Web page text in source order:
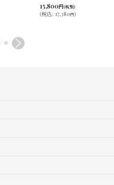
15,800円(税別)
(税込: 17,380円)